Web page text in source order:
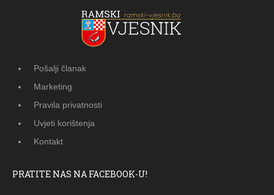
Pošalji članak
Marketing
Pravila privatnosti
Uvjeti korištenja
Kontakt
PRATITE NAS NA FACEBOOK-U!